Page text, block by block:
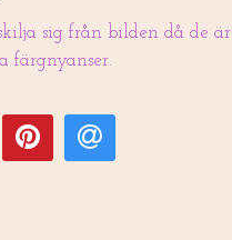
sig från bilden då de
färgnyanser.